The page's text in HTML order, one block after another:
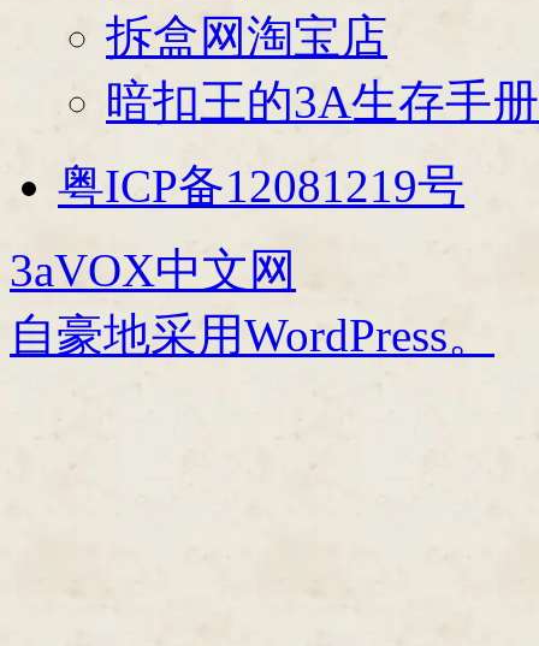
拆盒网淘宝店
暗扣王的3A生存手册
粤ICP备12081219号
3aVOX中文网
自豪地采用WordPress。